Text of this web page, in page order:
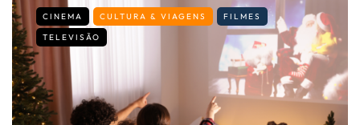
CINEMA CULTURA & VIAGENS
FILMES
TELEVISÃO